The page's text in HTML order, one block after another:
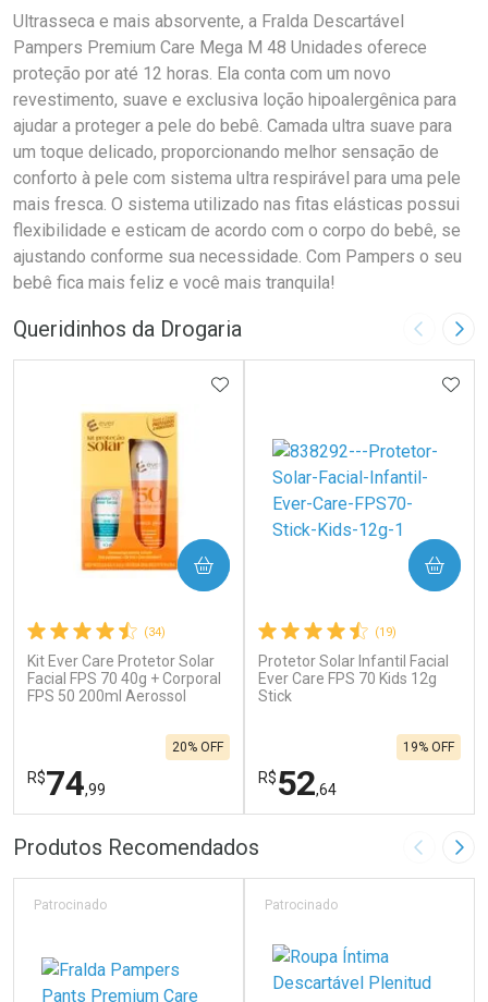
Ultrasseca e mais absorvente, a Fralda Descartável
Pampers Premium Care Mega M 48 Unidades oferece
proteção por até 12 horas. Ela conta com um novo
revestimento, suave e exclusiva loção hipoalergênica para
ajudar a proteger a pele do bebê. Camada ultra suave para
um toque delicado, proporcionando melhor sensação de
conforto à pele com sistema ultra respirável para uma pele
mais fresca. O sistema utilizado nas fitas elásticas possui
flexibilidade e esticam de acordo com o corpo do bebê, se
ajustando conforme sua necessidade. Com Pampers o seu
bebê fica mais feliz e você mais tranquila!
Queridinhos da Drogaria Imagem
(34)
Kit Ever Care Protetor Solar
Facial FPS 70 40g + Corporal
FPS 50 200ml Aerossol
R$74,99
20% OFF
ADICIONAR AOS FAVORITOS
COMPRAR
FECHAR
Laboratório
FECHAR
Por Menos
(19)
Protetor Solar Infantil Facial
Ever Care FPS 70 Kids 12g
Stick
R$52,64
19% OFF
COMPRAR
Laboratório
Por Menos
Produtos Recomendados Imagem
Patrocinado Patrocinado